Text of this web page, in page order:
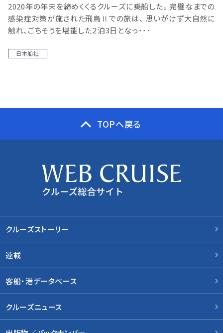
2020年の年末を締めくくるクルーズに乗船した。 完璧なまでの
感染症対策が施された飛鳥Ⅱでの旅は、 思いがけず大自然に
触れ、ごちそうを堪能した２泊3日となっ･･･
日本船社
TOPへ戻る
クルーズストーリー
連載
客船・港データベース
クルーズニュース